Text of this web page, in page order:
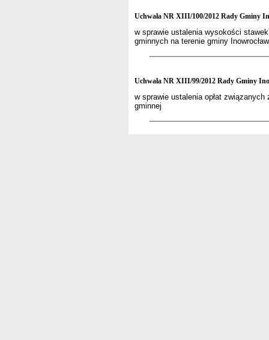
Uchwała NR XIII/100/2012 Rady Gminy
w sprawie ustalenia wysokości
gminnych na terenie gminy Inowrocław
Uchwała NR XIII/99/2012 Rady Gminy
w sprawie ustalenia opłat
gminnej